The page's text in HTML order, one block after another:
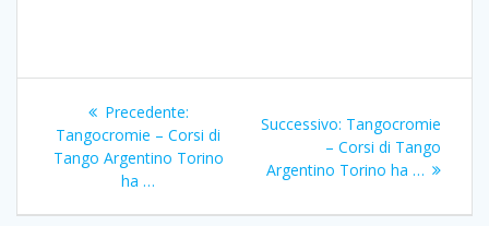
Navigazione
articoli
Precedente:Articolo
precedente:
Tangocromie – Corsi di
Tango Argentino Torino
ha …
Successivo: Articolo
successivo:
Tangocromie
– Corsi di Tango
Argentino Torino ha …